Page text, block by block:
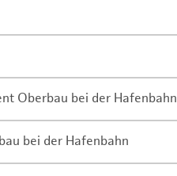
Oberbau bei der Hafenbahn
bei der Hafenbahn